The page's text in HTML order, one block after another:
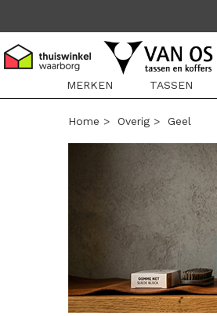
MERKEN TASSEN
Home > Overig > Geel